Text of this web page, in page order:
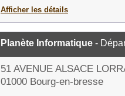
Afficher les détails
Planète Informatique -
51 AVENUE ALSACE
01000 Bourg-en-bresse